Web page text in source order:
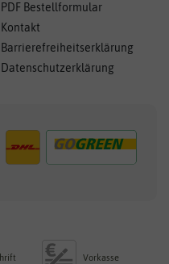
PDF Bestellformular
Kontakt
Barrierefreiheitserklärung
Datenschutzerklärung
Vorkasse